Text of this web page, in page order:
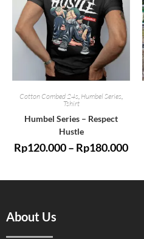
Cotton Combed 24s, Humbel Series,
Tshirt
Humbel Series – Respect
Hustle
Rp120.000– Rp180.000
About Us